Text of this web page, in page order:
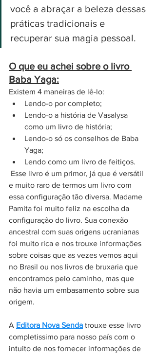
você a abraçar a beleza dessas
práticas tradicionais e
recuperar sua magia pessoal.
O que eu achei sobre o livro
Baba Yaga:
Existem 4 maneiras de lê-lo:
Lendo-o por completo;
Lendo-o a história de Vasalysa
como um livro de história;
Lendo-o só os conselhos de Baba
Yaga;
Lendo como um livro de feitiços.
e muito raro de termos um livro com
essa configuração tão diversa. Madame
Pamita foi muito feliz na escolha da
configuração do livro. Sua conexão
ancestral com suas origens ucranianas
foi muito rica e nos trouxe informações
sobre coisas que as vezes vemos aqui
no Brasil ou nos livros de bruxaria que
encontramos pelo caminho, mas que
não havia um embasamento sobre sua
origem.
A Editora Nova Senda trouxe esse livro
completissimo para nosso país com o
intuito de nos fornecer informações de